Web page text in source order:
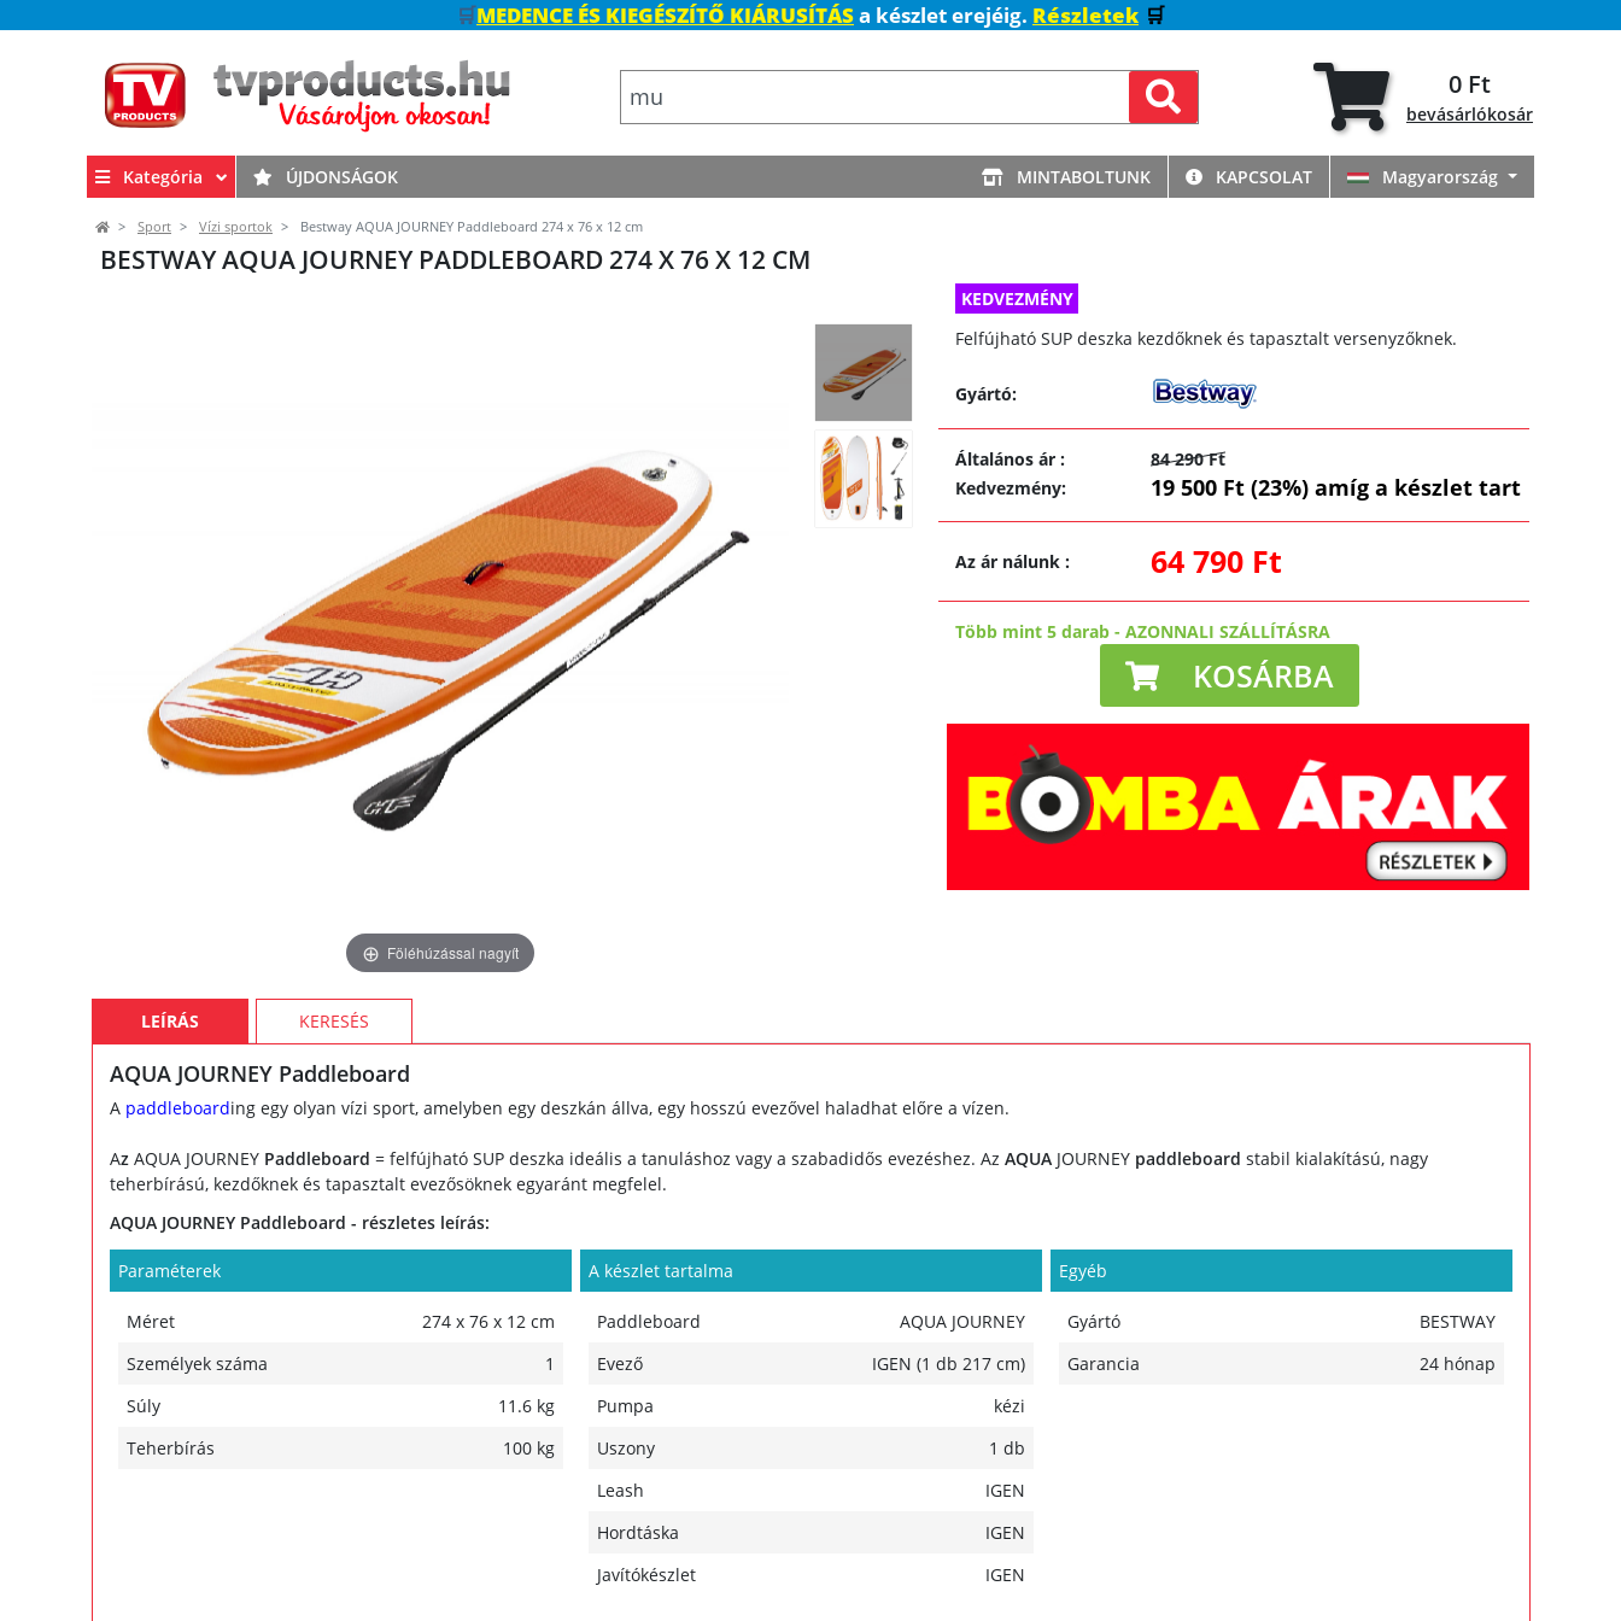
🛒MEDENCE ÉS KIEGÉSZÍTŐ KIÁRUSÍTÁSa készlet erejéig. Részletek 🛒
0 Ft
bevásárlókosár
Kategória ÚJDONSÁGOK MINTABOLTUNK KAPCSOLAT Magyarország
Sport Vízi sportok Bestway AQUA JOURNEY Paddleboard 274 x 76 x 12 cm
BESTWAY AQUA JOURNEY PADDLEBOARD 274 X 76 X 12 CM
Föléhúzással nagyít
KEDVEZMÉNY
Felfújható SUP deszka kezdőknek és tapasztalt versenyzőknek.
Gyártó:
Általános ár:
84 290 Ft
Kedvezmény: 19 500 Ft (23%) amíg a készlet tart
Az ár nálunk: 64 790 Ft
Több mint 5 darab -AZONNALI SZÁLLÍTÁSRA
KOSÁRBA
LEÍRÁS KERESÉS
AQUA JOURNEY Paddleboard
A paddleboarding egy olyan vízi sport, amelyben egy deszkán állva, egy hosszú evezővel haladhat előre a vízen.
Az AQUA JOURNEY Paddleboard = felfújható SUP deszka ideális a tanuláshoz vagy a szabadidős evezéshez. Az AQUA JOURNEY paddleboard stabil kialakítású, nagy
teherbírású, kezdőknek és tapasztalt evezősöknek egyaránt megfelel.
AQUA JOURNEY Paddleboard - részletes leírás:
Paraméterek
Méret
274 x 76 x 12 cm
Személyek száma
1
Súly
11.6 kg
Teherbírás
100 kg
A készlet tartalma
Paddleboard
AQUA JOURNEY
Evező
IGEN (1 db 217 cm)
Pumpa
kézi
Uszony
1 db
Leash
IGEN
Hordtáska
IGEN
Javítókészlet
IGEN
Egyéb
Gyártó
BESTWAY
Garancia
24 hónap